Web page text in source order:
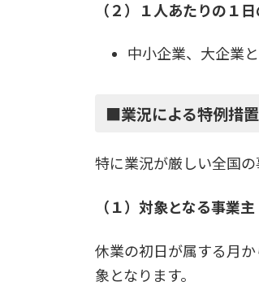
（２）１人あたりの１
中小企業、大企業
■業況による特例措
特に業況が厳しい全国の
（１）対象となる事業主
休業の初日が属する月
象となります。